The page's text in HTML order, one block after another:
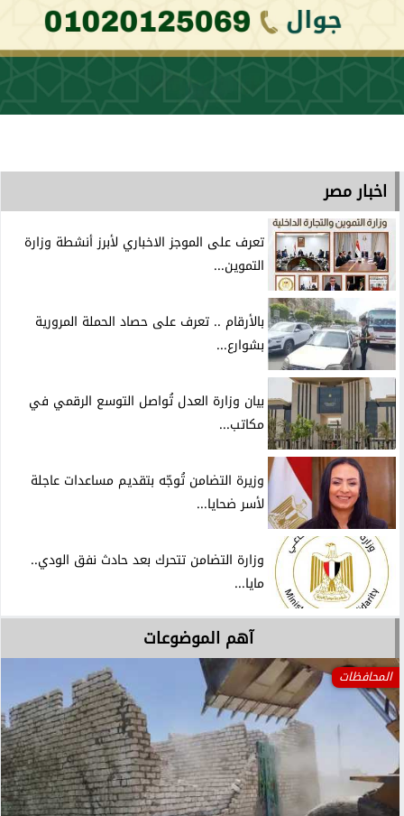
اخبار مصر
تعرف على الموجز الاخباري لأبرز أنشطة وزارة
التموين...
بالأرقام .. تعرف على حصاد الحملة المرورية
بشوارع...
بيان وزارة العدل تُواصل التوسع الرقمي في
مكاتب...
وزيرة التضامن تُوجّه بتقديم مساعدات عاجلة
لأسر ضحايا...
وزارة التضامن تتحرك بعد حادث نفق الودي..
مايا...
آهم الموضوعات
حوادث